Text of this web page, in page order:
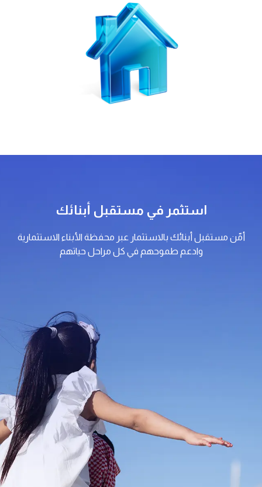
استثمر في مستقبل أبنائك
أمّن مستقبل أبنائك بالاستثمار عبر محفظة الأبناء الاستثمارية
وادعم طموحهم في كل مراحل حياتهم